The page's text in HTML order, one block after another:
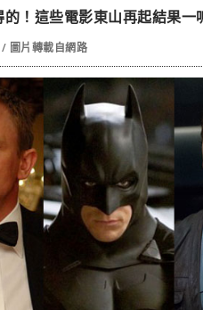
的！這些電影東山再起結果一
圖片轉載自網路